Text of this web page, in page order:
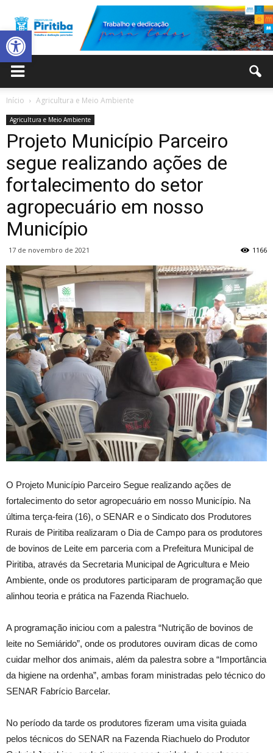
Abrir a barra de ferramentas
Municipal
de
Início Agricultura e Meio Ambiente
Agricultura e Meio Ambiente
Projeto Município Parceiro
segue realizando ações de
fortalecimento do setor
agropecuário em nosso
Município
17 de novembro de 2021 1166
O Projeto Município Parceiro Segue realizando ações de
fortalecimento do setor agropecuário em nosso Município. Na
última terça-feira (16), o SENAR e o Sindicato dos Produtores
Rurais de Piritiba realizaram o Dia de Campo para os produtores
de bovinos de Leite em parceria com a Prefeitura Municipal de
Piritiba, através da Secretaria Municipal de Agricultura e Meio
Ambiente, onde os produtores participaram de programação que
alinhou teoria e prática na Fazenda Riachuelo.
A programação iniciou com a palestra “Nutrição de bovinos de
leite no Semiárido”, onde os produtores ouviram dicas de como
cuidar melhor dos animais, além da palestra sobre a “Importância
da higiene na ordenha”, ambas foram ministradas pelo técnico do
SENAR Fabrício Barcelar.
No período da tarde os produtores fizeram uma visita guiada
pelos técnicos do SENAR na Fazenda Riachuelo do Produtor